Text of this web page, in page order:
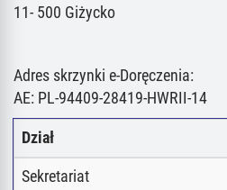
11- 500 Giżycko
Adres skrzynki e-Doręczenia:
AE: PL-94409-28419-HWRII-14
Dział
Sekretariat